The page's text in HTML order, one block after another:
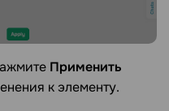
Применить
к элементу.